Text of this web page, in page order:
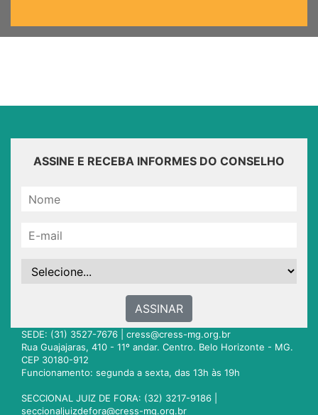
ASSINE E RECEBA INFORMES DO CONSELHO
ASSINAR
SEDE: (31) 3527-7676 | cress@cress-mg.org.br
Rua Guajajaras, 410 - 11º andar. Centro. Belo Horizonte - MG.
CEP 30180-912
Funcionamento: segunda a sexta, das 13h às 19h
SECCIONAL JUIZ DE FORA: (32) 3217-9186 |
seccionaljuizdefora@cress-mg.org.br